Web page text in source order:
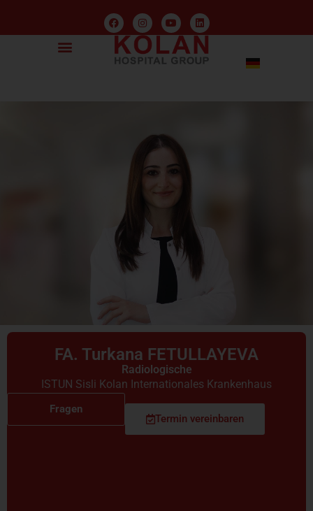
FA. Turkana FETULLAYEVA
Radiologische
ISTUN Sisli Kolan Internationales Krankenhaus
Fragen
Termin vereinbaren